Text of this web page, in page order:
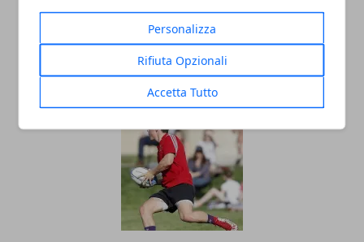
Personalizza
Rifiuta Opzionali
Accetta Tutto
FEMI-CZ RRD: MARC THOMAS RITORNA
IN GALLES
20/08/2019